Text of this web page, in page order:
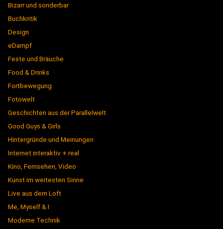
Bizarr und sonderbar
Buchkritik
Design
eDampf
Feste und Bräuche
Food & Drinks
Fortbewegung
Fotowelt
Geschichten aus der Parallelwelt
Good Guys & Girls
Hintergründe und Meinungen
Internet interaktiv + real
Kino, Fernsehen, Video
Kunst im weitesten Sinne
Live aus dem Loft
Me, Myself & I
Moderne Technik